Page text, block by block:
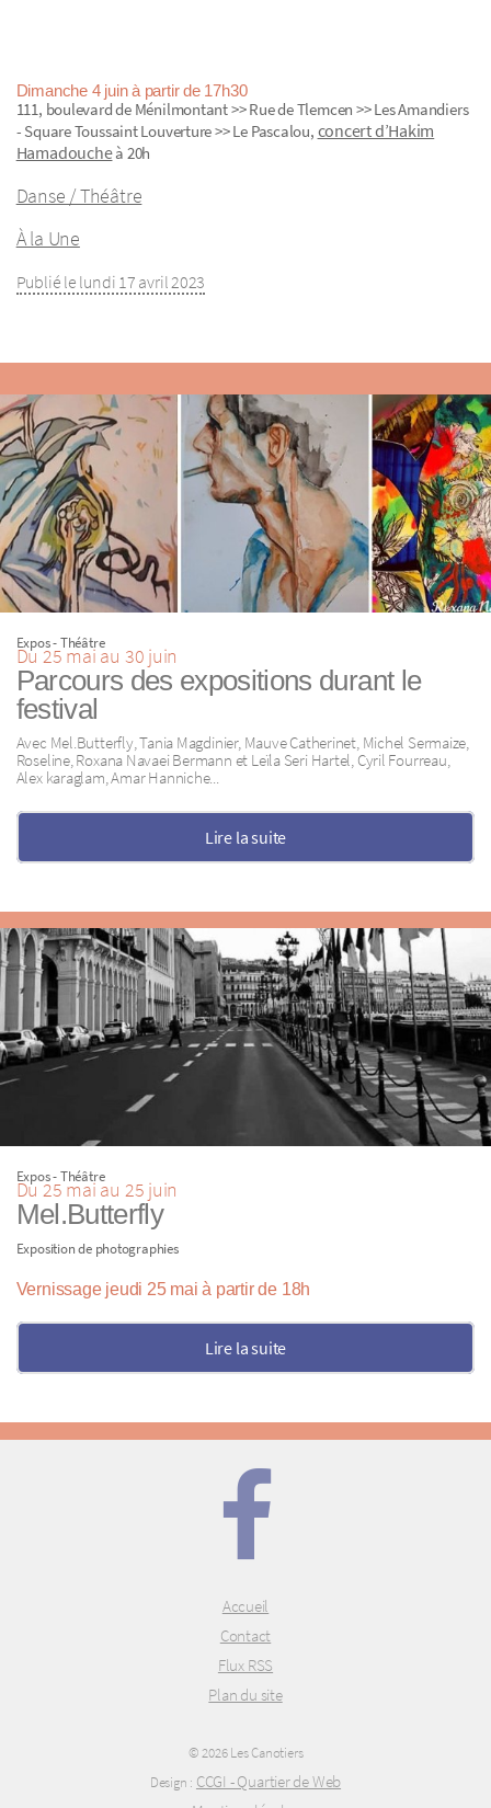
Dimanche 4 juin à partir de 17h30
111, boulevard de Ménilmontant >> Rue de Tlemcen >> Les Amandiers
- Square Toussaint Louverture >> Le Pascalou, concert d’Hakim
Hamadoucheà 20h
Danse / Théâtre
À la Une
Publié le lundi 17 avril 2023
Expos - Théâtre
Du 25 mai au 30 juin
Parcours des expositions durant le
festival
Avec Mel.Butterfly, Tania Magdinier, Mauve Catherinet, Michel Sermaize,
Roseline, Roxana Navaei Bermann et Leïla Seri Hartel, Cyril Fourreau,
Alex karaglam, Amar Hanniche...
Lire la suite
Expos - Théâtre
Du 25 mai au 25 juin
Mel.Butterfly
Exposition de photographies
Vernissage jeudi 25 mai à partir de 18h
Lire la suite
Accueil
Contact
Flux RSS
Plan du site
© 2026 Les Canotiers
Design : CCGI - Quartier de Web